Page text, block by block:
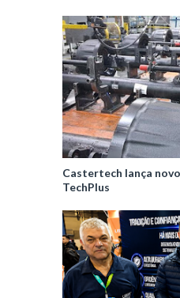
Castertech lança
TechPlus